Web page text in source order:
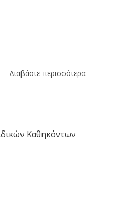
Διαβάστε περισσότερα
Καθηκόντων